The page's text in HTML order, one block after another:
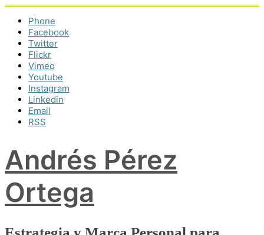
Phone
Facebook
Twitter
Flickr
Vimeo
Youtube
Instagram
Linkedin
Email
RSS
Andrés Pérez
Ortega